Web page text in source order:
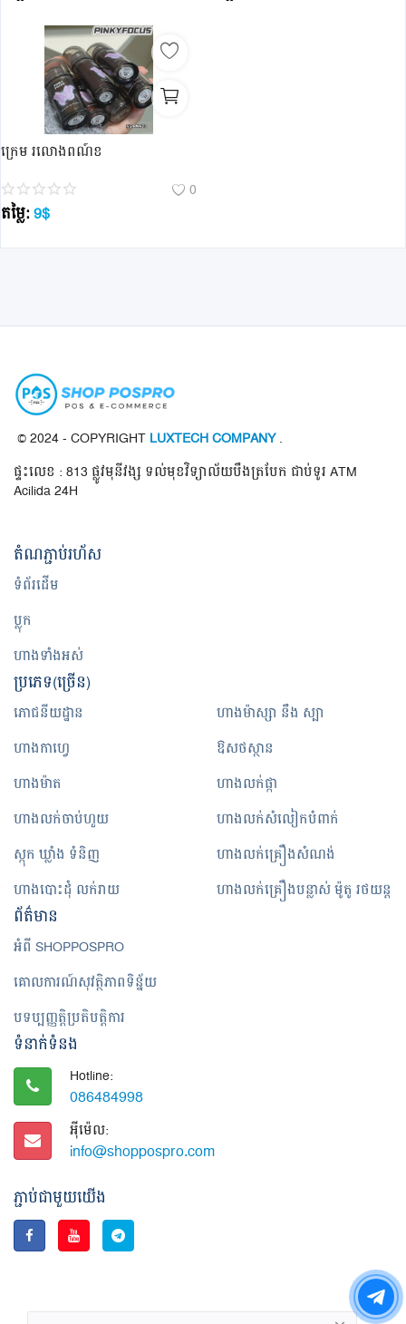
ក្រេម រលោងពណ៍ខ
0
តម្លៃ:9$
© 2024 - COPYRIGHTLUXTECH COMPANY.
ផ្ទះលេខ : 813 ផ្លូវមុនីវង្ស ទល់មុខវិទ្យាល័យបឹងត្របែក ជាប់ទូរ ATM
Acilida 24H
តំណ​ភ្ជាប់​រហ័ស
ទំព័រដើម
ប្លុក
ហាងទាំងអស់
ប្រភេទ(ច្រើន)
ភោជនីយដ្ឋាន
ហាងកាហ្វេ
ហាងម៉ាត
ហាងលក់ចាប់ហួយ
ស្កុក ឃ្លាំង ទំនិញ
ហាងបោះដុំ លក់រាយ
ហាងម៉ាស្សា នឹង ស្បា
ឱសថស្ថាន
ហាងលក់ផ្កា
ហាងលក់សំលៀកបំពាក់
ហាងលក់គ្រឿងសំណង់
ហាងលក់គ្រឿងបន្លាស់ ម៉ូតូ រថយន្ត
ព័ត៌មាន
អំពី SHOPPOSPRO
គោលការណ៍សុវត្ថិភាពទិន្ន័យ
បទប្បញ្ញត្តិប្រតិបត្តិការ
ទំនាក់ទំនង
Hotline:
086484998
អ៊ី​ម៉េ​ល:
info@shoppospro.com
ភ្ជាប់ជាមួយយើង